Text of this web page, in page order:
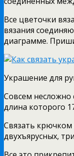
Все цветочки
вязания
диаграмме.
Украшение для
Совсем несложно
длина которого
Связать крючком
двухъярусных,